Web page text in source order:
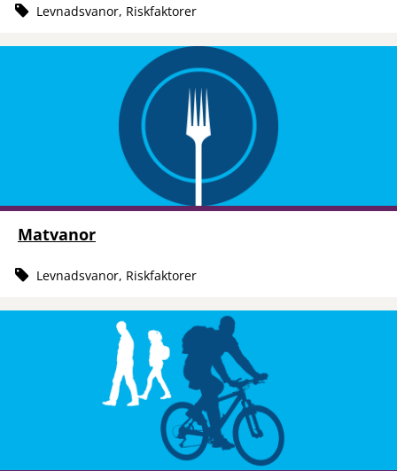
Levnadsvanor, Riskfaktorer
Matvanor
Levnadsvanor, Riskfaktorer